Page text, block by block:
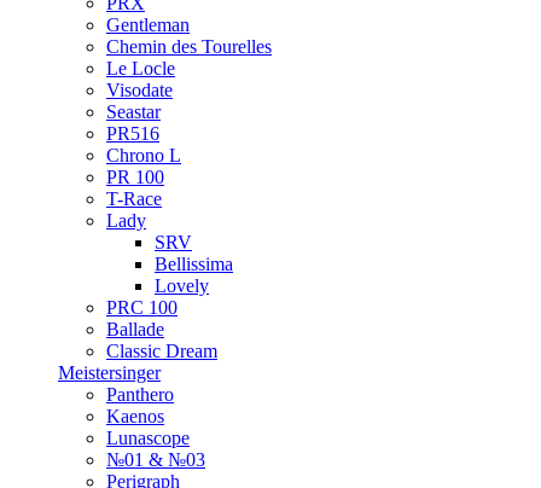
Gentleman
Chemin des Tourelles
Le Locle
Visodate
Seastar
PR516
Chrono L
PR 100
T-Race
Lady
SRV
Bellissima
Lovely
PRC 100
Ballade
Classic Dream
Meistersinger
Panthero
Kaenos
Lunascope
№01 & №03
Perigraph